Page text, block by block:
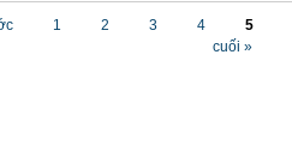
1 2 3 4 5
cuối »